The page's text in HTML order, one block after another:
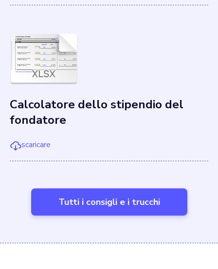
Calcolatore dello stipendio del
fondatore
scaricare
Tutti i consigli e i trucchi